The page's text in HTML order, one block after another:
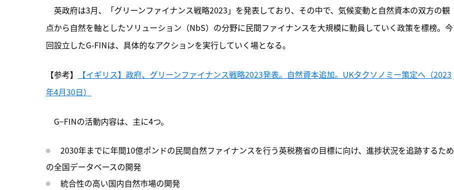
英政府は3月、「グリーンファイナンス戦略2023」を発表しており、その中で、気候変動と自然資本の双方の観
点から自然を軸としたソリューション（NbS）の分野に民間ファイナンスを大規模に動員していく政策を標榜。今
回設立したG-FINは、具体的なアクションを実行していく場となる。
【参考】
【イギリス】政府、グリーンファイナンス戦略2023発表。自然資本追加。UKタクソノミー策定へ（2023
年4月30日）
G−FINの活動内容は、主に4つ。
2030年までに年間10億ポンドの民間自然ファイナンスを行う英税務省の目標に向け、進捗状況を追跡するため
の全国データベースの開発
統合性の高い国内自然市場の開発